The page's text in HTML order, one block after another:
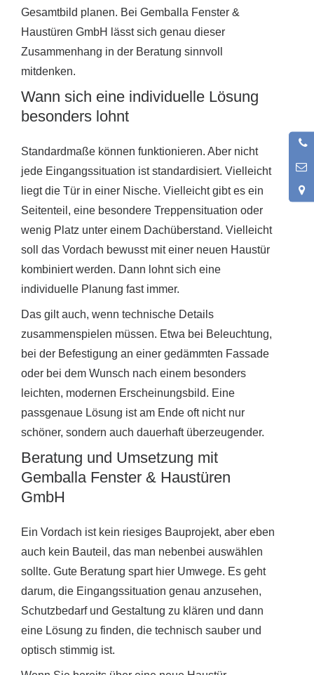
Gesamtbild planen. Bei Gemballa Fenster &
Haustüren GmbH lässt sich genau dieser
Zusammenhang in der Beratung sinnvoll
mitdenken.
Wann sich eine individuelle Lösung
besonders lohnt
Standardmaße können funktionieren. Aber nicht
jede Eingangssituation ist standardisiert. Vielleicht
liegt die Tür in einer Nische. Vielleicht gibt es ein
Seitenteil, eine besondere Treppensituation oder
wenig Platz unter einem Dachüberstand. Vielleicht
soll das Vordach bewusst mit einer neuen Haustür
kombiniert werden. Dann lohnt sich eine
individuelle Planung fast immer.
Das gilt auch, wenn technische Details
zusammenspielen müssen. Etwa bei Beleuchtung,
bei der Befestigung an einer gedämmten Fassade
oder bei dem Wunsch nach einem besonders
leichten, modernen Erscheinungsbild. Eine
passgenaue Lösung ist am Ende oft nicht nur
schöner, sondern auch dauerhaft überzeugender.
Beratung und Umsetzung mit
Gemballa Fenster & Haustüren
GmbH
Ein Vordach ist kein riesiges Bauprojekt, aber eben
auch kein Bauteil, das man nebenbei auswählen
sollte. Gute Beratung spart hier Umwege. Es geht
darum, die Eingangssituation genau anzusehen,
Schutzbedarf und Gestaltung zu klären und dann
eine Lösung zu finden, die technisch sauber und
optisch stimmig ist.